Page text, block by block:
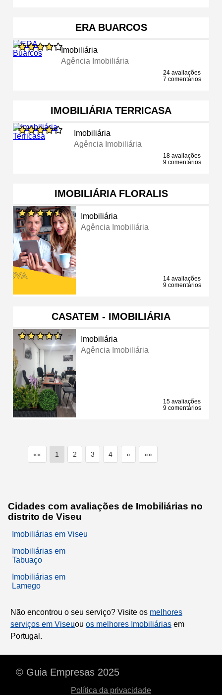
ERA BUARCOS
Imobiliária
Agência Imobiliária
24 avaliações
7 comentários
IMOBILIÁRIA TERRICASA
Imobiliária
Agência Imobiliária
18 avaliações
9 comentários
IMOBILIÁRIA FLORALIS
Imobiliária
Agência Imobiliária
14 avaliações
9 comentários
CASATEM - IMOBILIÁRIA
Imobiliária
Agência Imobiliária
15 avaliações
9 comentários
«« 1 2 3 4 » »»
Cidades com avaliações de Imobiliárias no
distrito de Viseu
Imobiliárias em Viseu
Imobiliárias em
Tabuaço
Imobiliárias em
Lamego
Não encontrou o seu serviço? Visite os melhores
serviços em Viseuou os melhores Imobiliárias em
Portugal.
© Guia Empresas 2025
Política da privacidade